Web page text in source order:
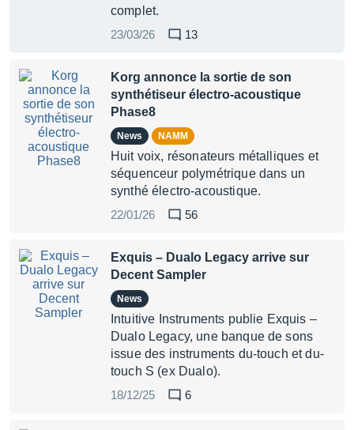
complet.
23/03/26
13
Korg annonce la sortie de son
synthétiseur élec­tro-acous­tique
Phase8
News NAMM
Huit voix, résonateurs métalliques et
séquenceur polymétrique dans un
synthé électro-acoustique.
22/01/26
56
Exquis – Dualo Legacy arrive sur
Decent Sampler
News
Intuitive Instruments publie Exquis –
Dualo Legacy, une banque de sons
issue des instruments du-touch et du-
touch S (ex Dualo).
18/12/25
6